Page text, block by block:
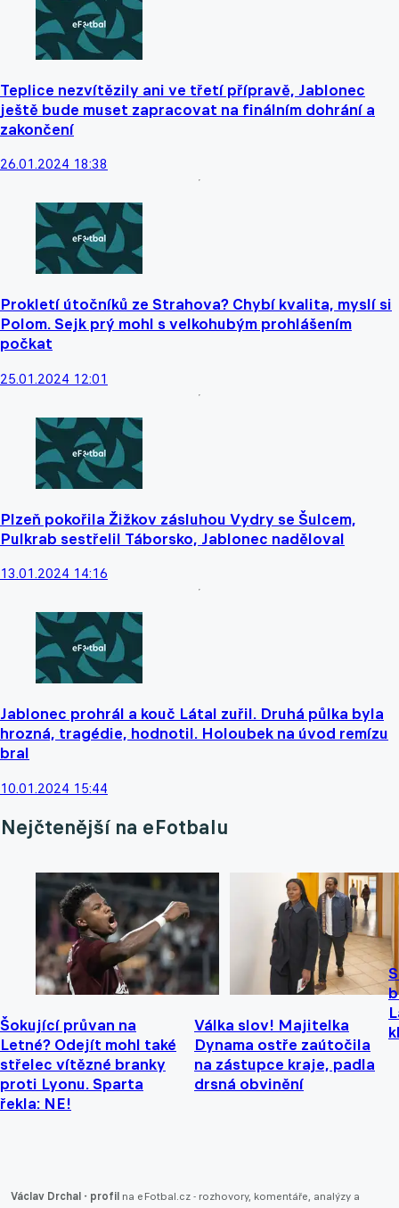
Teplice nezvítězily ani ve třetí přípravě, Jablonec
ještě bude muset zapracovat na finálním dohrání a
zakončení
26.01.2024 18:38
Prokletí útočníků ze Strahova? Chybí kvalita, myslí si
Polom. Sejk prý mohl s velkohubým prohlášením
počkat
25.01.2024 12:01
Plzeň pokořila Žižkov zásluhou Vydry se Šulcem,
Pulkrab sestřelil Táborsko, Jablonec naděloval
13.01.2024 14:16
Jablonec prohrál a kouč Látal zuřil. Druhá půlka byla
hrozná, tragédie, hodnotil. Holoubek na úvod remízu
bral
10.01.2024 15:44
Nejčtenější na eFotbalu
Šokující průvan na
Letné? Odejít mohl také
střelec vítězné branky
proti Lyonu. Sparta
řekla: NE!
Válka slov! Majitelka
Dynama ostře zaútočila
na zástupce kraje, padla
drsná obvinění
Václav Drchal - profil na eFotbal.cz - rozhovory, komentáře, analýzy a